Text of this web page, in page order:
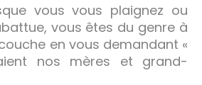
vous vous plaignez ou
vous êtes du genre à
en vous demandant «
nos mères et grand-